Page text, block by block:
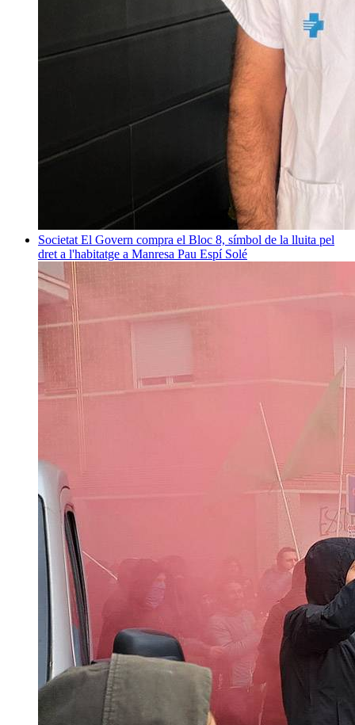
Societat El Govern compra el Bloc 8, símbol de la lluita pel
dret a l'habitatge a Manresa Pau Espí Solé